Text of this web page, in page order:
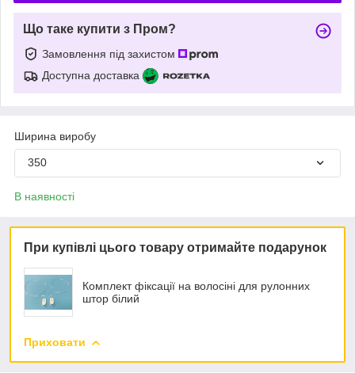
Що таке купити з Пром?
Замовлення під захистом
Доступна доставка
Ширина виробу
350
В наявності
При купівлі цього товару отримайте подарунок
Комплект фіксації на волосіні для рулонних
штор білий
Приховати